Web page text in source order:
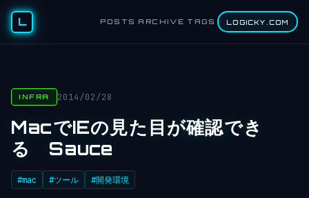
L POSTS ARCHIVE TAGS LOGICKY.COM
INFRA 2014/02/28
MacでIEの見た目が確認でき
る Sauce
#mac #ツール #開発環境